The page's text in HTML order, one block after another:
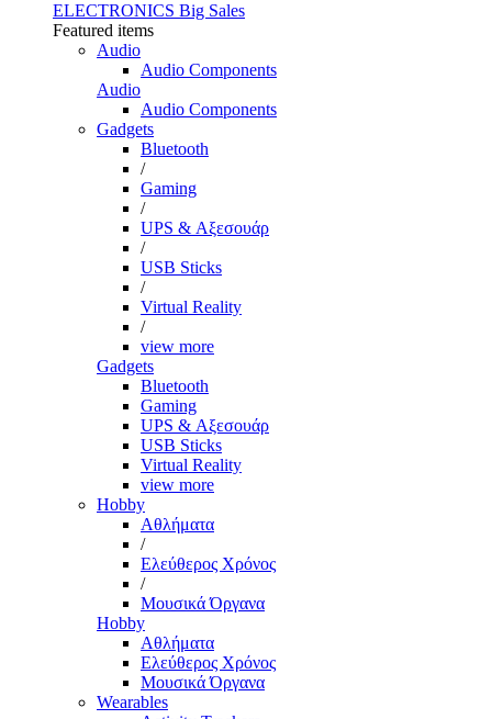
ELECTRONICS Big Sales
Featured items
Audio
Audio Components
Audio
Audio Components
Gadgets
Bluetooth
/
Gaming
/
UPS & Αξεσουάρ
/
USB Sticks
/
Virtual Reality
/
view more
Gadgets
Bluetooth
Gaming
UPS & Αξεσουάρ
USB Sticks
Virtual Reality
view more
Hobby
Αθλήματα
/
Ελεύθερος Χρόνος
/
Μουσικά Όργανα
Hobby
Αθλήματα
Ελεύθερος Χρόνος
Μουσικά Όργανα
Wearables